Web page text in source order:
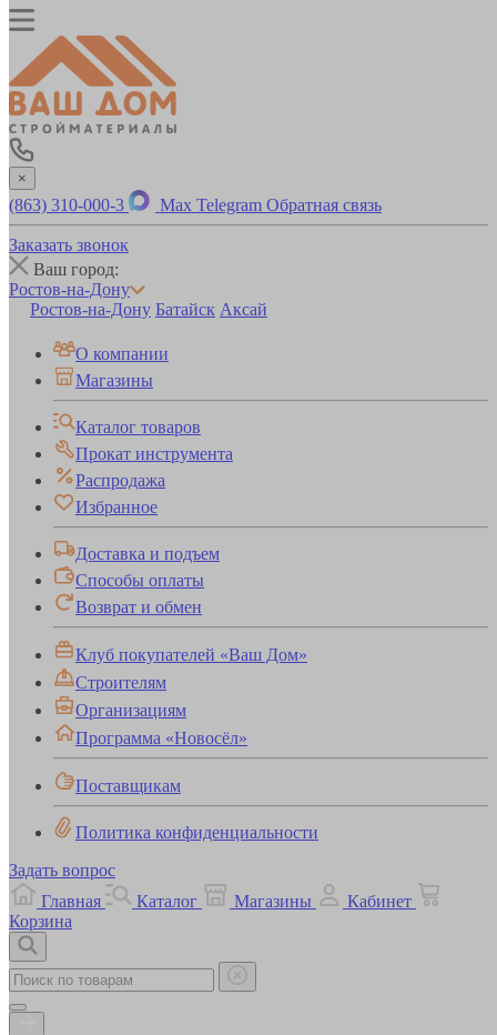
×
(863) 310-000-3 Max Telegram Обратная связь
Заказать звонок
Ваш город:
Ростов-на-Дону
Ростов-на-Дону Батайск Аксай
О компании
Магазины
Каталог товаров
Прокат инструмента
Распродажа
Избранное
Доставка и подъем
Способы оплаты
Возврат и обмен
Клуб покупателей «Ваш Дом»
Строителям
Организациям
Программа «Новосёл»
Поставщикам
Политика конфиденциальности
Задать вопрос
Главная
Каталог Магазины
Кабинет
Корзина